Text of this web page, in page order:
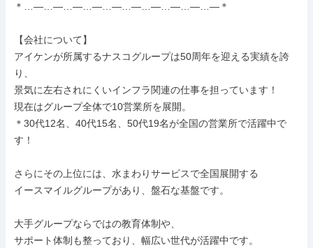
＊…―…―…―…―…―…―…―…―…―…―＊
【会社について】
アイケンが所属するナスコグループは50周年を迎える実績を誇
り、
景気に左右されにくいインフラ関連の仕事を担っています！
現在はグループ全体で10営業所を展開。
＊30代12名、40代15名、50代19名が全国の営業所で活躍中で
す！
さらにその上位には、水まわりサービスで全国展開する
イースマイルグループがあり、盤石な基盤です。
大手グループならではの教育体制や、
サポート体制も整っており、幅広い世代が活躍中です。